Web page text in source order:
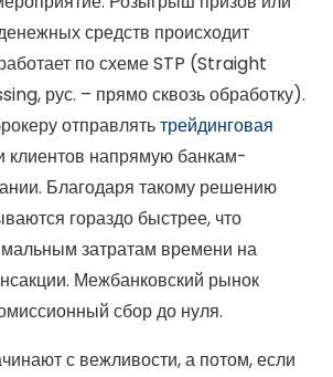
средств происходит
по схеме STP (Straight
рус. – прямо сквозь обработку).
отправлятьтрейдинговая
клиентов напрямую банкам-
Благодаря такому решению
гораздо быстрее, что
затратам времени на
Межбанковский рынок
сбор до нуля.
с вежливости, а потом, если